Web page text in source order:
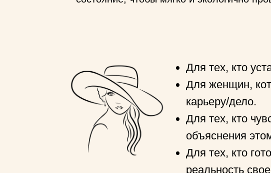
Для тех, кто
Для женщин,
карьеру/дело.
Для тех, кто
объяснения
Для тех, кто
реальность